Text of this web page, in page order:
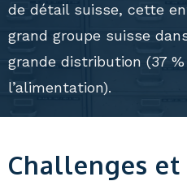
de détail suisse, cette
grand groupe suisse
grande distribution (37
l’alimentation).
Challenges